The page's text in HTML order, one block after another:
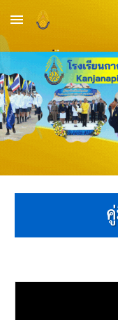
Skip to main content